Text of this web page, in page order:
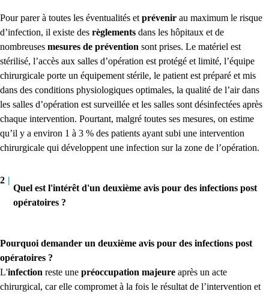
Pour parer à toutes les éventualités et prévenir au maximum le risque
d’infection, il existe des règlements dans les hôpitaux et de
nombreuses mesures de prévention sont prises. Le matériel est
stérilisé, l’accès aux salles d’opération est protégé et limité, l’équipe
chirurgicale porte un équipement stérile, le patient est préparé et mis
dans des conditions physiologiques optimales, la qualité de l’air dans
les salles d’opération est surveillée et les salles sont désinfectées après
chaque intervention. Pourtant, malgré toutes ses mesures, on estime
qu’il y a environ 1 à 3 % des patients ayant subi une intervention
chirurgicale qui développent une infection sur la zone de l’opération.
2 |
Quel est l'intérêt d'un deuxième avis pour des infections post
opératoires ?
Pourquoi demander un deuxième avis pour des infections post
opératoires ?
L'infection reste une préoccupation majeure après un acte
chirurgical, car elle compromet à la fois le résultat de l’intervention et